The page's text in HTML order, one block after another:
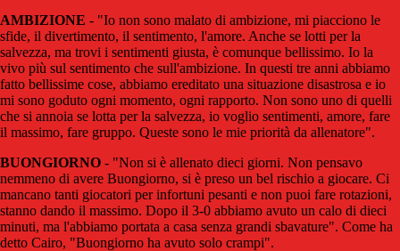
AMBIZIONE - "Io non sono malato di ambizione, mi piacciono le
sfide, il divertimento, il sentimento, l'amore. Anche se lotti per la
salvezza, ma trovi i sentimenti giusta, è comunque bellissimo. Io la
vivo più sul sentimento che sull'ambizione. In questi tre anni abbiamo
fatto bellissime cose, abbiamo ereditato una situazione disastrosa e io
mi sono goduto ogni momento, ogni rapporto. Non sono uno di quelli
che si annoia se lotta per la salvezza, io voglio sentimenti, amore, fare
il massimo, fare gruppo. Queste sono le mie priorità da allenatore".
BUONGIORNO - "Non si è allenato dieci giorni. Non pensavo
nemmeno di avere Buongiorno, si è preso un bel rischio a giocare. Ci
mancano tanti giocatori per infortuni pesanti e non puoi fare rotazioni,
stanno dando il massimo. Dopo il 3-0 abbiamo avuto un calo di dieci
minuti, ma l'abbiamo portata a casa senza grandi sbavature". Come ha
detto Cairo, "Buongiorno ha avuto solo crampi".